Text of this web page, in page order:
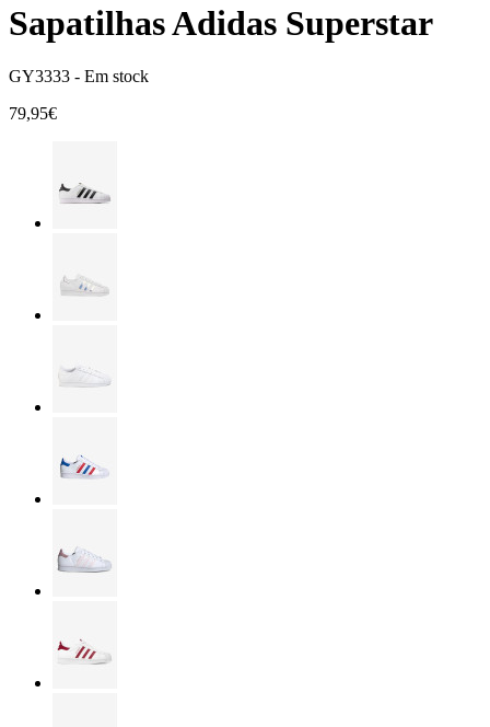
Sapatilhas Adidas Superstar
GY3333 - Em stock
79,95€